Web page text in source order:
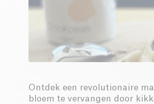
Ontdek een revolutionaire
bloem te vervangen door